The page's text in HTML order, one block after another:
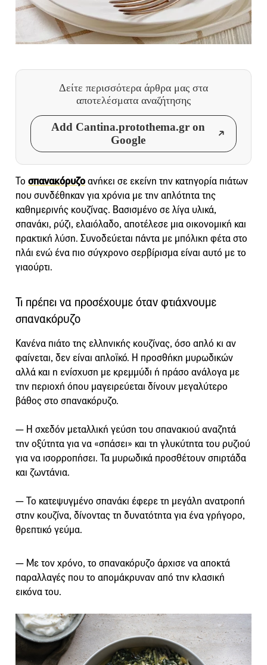
Δείτε περισσότερα άρθρα μας στα
αποτελέσματα αναζήτησης
Add Cantina.protothema.gr on
Google
Το σπανακόρυζοανήκει σε εκείνη την κατηγορία πιάτων
που συνδέθηκαν για χρόνια με την απλότητα της
καθημερινής κουζίνας. Βασισμένο σε λίγα υλικά,
σπανάκι, ρύζι, ελαιόλαδο, αποτέλεσε μια οικονομική και
πρακτική λύση. Συνοδεύεται πάντα με μπόλικη φέτα στο
πλάι ενώ ένα πιο σύγχρονο σερβίρισμα είναι αυτό με το
γιαούρτι.
Τι πρέπει να προσέχουμε όταν φτιάχνουμε
σπανακόρυζο
Κανένα πιάτο της ελληνικής κουζίνας, όσο απλό κι αν
φαίνεται, δεν είναι απλοϊκό. Η προσθήκη μυρωδικών
αλλά και η ενίσχυση με κρεμμύδι ή πράσο ανάλογα με
την περιοχή όπου μαγειρεύεται δίνουν μεγαλύτερο
βάθος στο σπανακόρυζο.
― Η σχεδόν μεταλλική γεύση του σπανακιού αναζητά
την οξύτητα για να «σπάσει» και τη γλυκύτητα του ρυζιού
για να ισορροπήσει. Τα μυρωδικά προσθέτουν σπιρτάδα
και ζωντάνια.
― Το κατεψυγμένο σπανάκι έφερε τη μεγάλη ανατροπή
στην κουζίνα, δίνοντας τη δυνατότητα για ένα γρήγορο,
θρεπτικό γεύμα.
― Με τον χρόνο, το σπανακόρυζο άρχισε να αποκτά
παραλλαγές που το απομάκρυναν από την κλασική
εικόνα του.